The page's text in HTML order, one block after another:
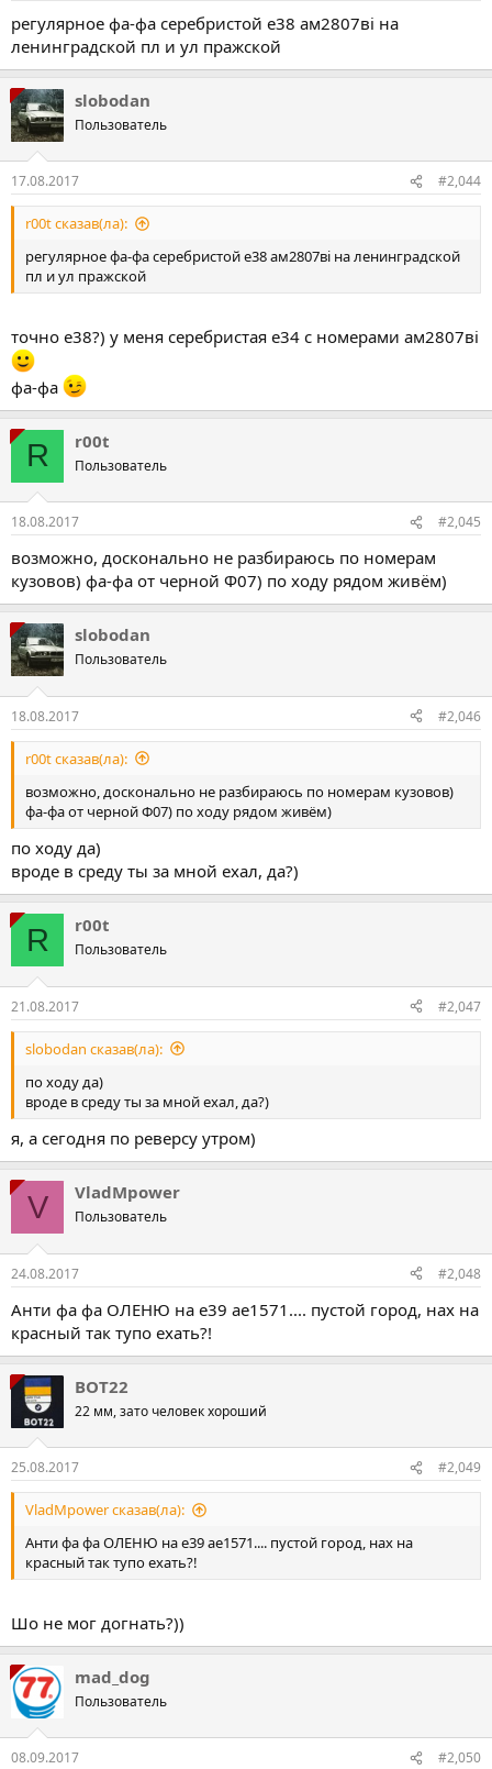
регулярное фа-фа серебристой е38 ам2807ві на
ленинградской пл и ул пражской
slobodan
Пользователь
17.08.2017 #2,044
r00t сказав(ла):
регулярное фа-фа серебристой е38 ам2807ві на ленинградской
пл и ул пражской
точно е38?) у меня серебристая е34 с номерами ам2807ві
фа-фа
R r00t
Пользователь
18.08.2017 #2,045
возможно, досконально не разбираюсь по номерам
кузовов) фа-фа от черной Ф07) по ходу рядом живём)
slobodan
Пользователь
18.08.2017 #2,046
r00t сказав(ла):
возможно, досконально не разбираюсь по номерам кузовов)
фа-фа от черной Ф07) по ходу рядом живём)
по ходу да)
вроде в среду ты за мной ехал, да?)
R r00t
Пользователь
21.08.2017 #2,047
slobodan сказав(ла):
по ходу да)
вроде в среду ты за мной ехал, да?)
я, а сегодня по реверсу утром)
V VladMpower
Пользователь
24.08.2017 #2,048
Анти фа фа ОЛЕНЮ на е39 ае1571.... пустой город, нах на
красный так тупо ехать?!
BOT22
22 мм, зато человек хороший
25.08.2017 #2,049
VladMpower сказав(ла):
Анти фа фа ОЛЕНЮ на е39 ае1571.... пустой город, нах на
красный так тупо ехать?!
Шо не мог догнать?))
mad_dog
Пользователь
08.09.2017 #2,050